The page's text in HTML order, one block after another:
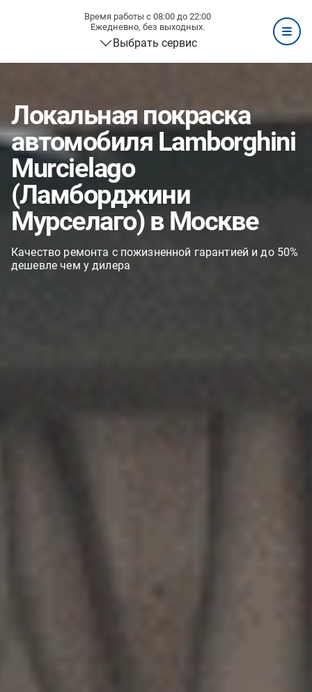
Время работы с 08:00 до 22:00
Ежедневно, без выходных.
Выбрать сервис
Локальная покраска
автомобиля Lamborghini
Murcielago
(Ламборджини
Мурселаго) в Москве
Качество ремонта с пожизненной гарантией и до 50%
дешевле чем у дилера